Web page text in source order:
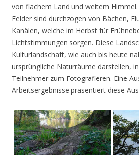
von flachem Land und weitem Himmel.
Felder sind durchzogen von Bächen,
Kanälen, welche im Herbst für
Lichtstimmungen sorgen. Diese
Kulturlandschaft, wie auch bis heute
ursprüngliche Naturräume darstellen,
Teilnehmer zum Fotografieren. Eine
Arbeitsergebnisse präsentiert diese